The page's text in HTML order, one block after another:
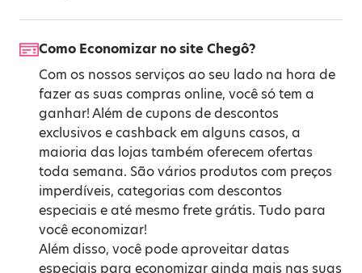
Como Economizar no site Chegô?
Com os nossos serviços ao seu lado na hora de
fazer as suas compras online, você só tem a
ganhar! Além de cupons de descontos
exclusivos e cashback em alguns casos, a
maioria das lojas também oferecem ofertas
toda semana. São vários produtos com preços
imperdíveis, categorias com descontos
especiais e até mesmo frete grátis. Tudo para
você economizar!
Além disso, você pode aproveitar datas
especiais para economizar ainda mais nas suas